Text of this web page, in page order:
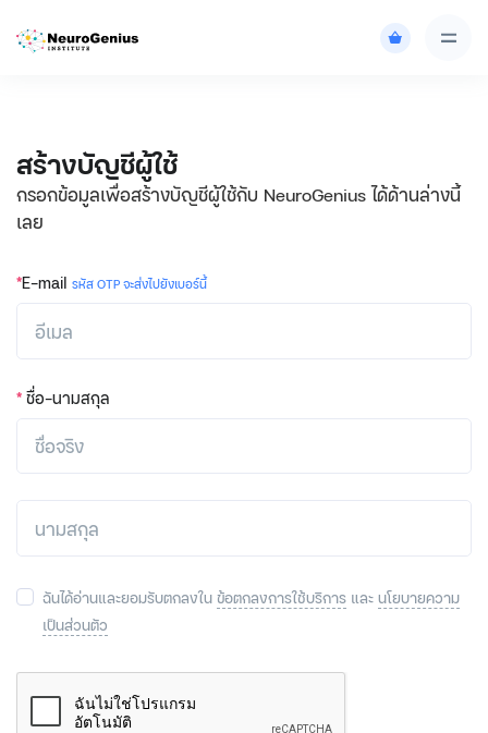
สร้างบัญชีผู้ใช้
กรอกข้อมูลเพื่อสร้างบัญชีผู้ใช้กับ NeuroGenius ได้ด้านล่างนี้
เลย
*E-mail รหัส OTP จะส่งไปยังเบอร์นี้
*ชื่อ-นามสกุล
ฉันได้อ่านและยอมรับตกลงใน ข้อตกลงการใช้บริการ และ นโยบายความ
เป็นส่วนตัว